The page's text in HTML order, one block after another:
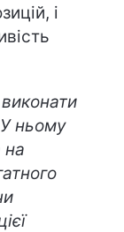
і
У ньому
на